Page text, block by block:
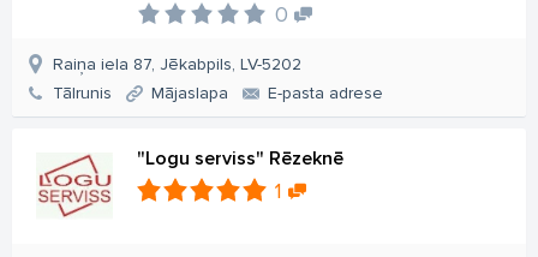
0
Raiņa iela 87, Jēkabpils, LV-5202
Tālrunis
Mājaslapa E-pasta adrese
"Logu serviss" Rēzeknē
1